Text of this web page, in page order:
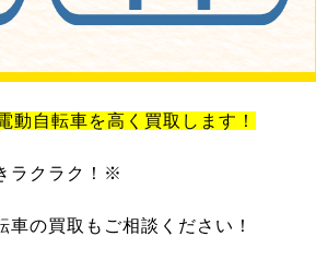
動自転車を高く買取します！
ラクラク！※
の買取もご相談ください！